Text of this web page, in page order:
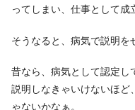
ってしまい、仕事として
そうなると、病気で説明を
昔なら、病気として認定し
説明しなきゃいけないほど
ゃないかなぁ。